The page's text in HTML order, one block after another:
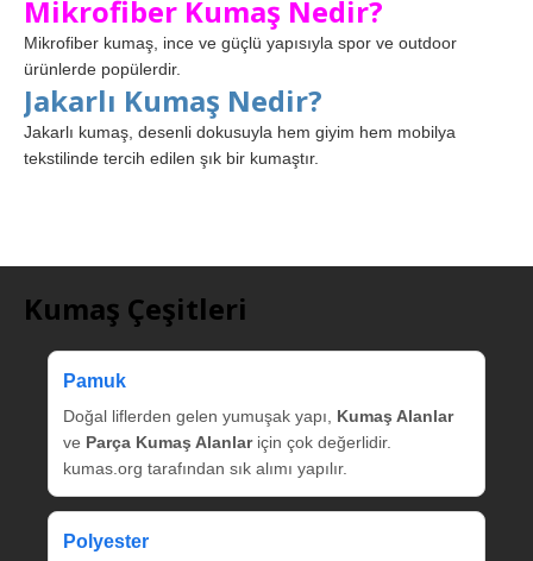
Mikrofiber Kumaş Nedir?
Mikrofiber kumaş, ince ve güçlü yapısıyla spor ve outdoor
ürünlerde popülerdir.
Jakarlı Kumaş Nedir?
Jakarlı kumaş, desenli dokusuyla hem giyim hem mobilya
tekstilinde tercih edilen şık bir kumaştır.
Kumaş Çeşitleri
Pamuk
Doğal liflerden gelen yumuşak yapı, Kumaş Alanlar
ve Parça Kumaş Alanlariçin çok değerlidir.
kumas.org tarafından sık alımı yapılır.
Polyester